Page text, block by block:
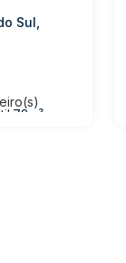
Sul,
72m²